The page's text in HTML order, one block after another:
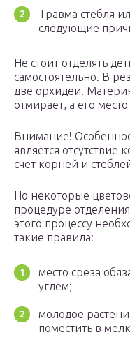
Травма стебля
следующие
Не стоит отделять
самостоятельно. В
две орхидеи.
отмирает, а его
Внимание!
является отсутствие
счет корней и
Но некоторые
процедуре
этого процессу
такие правила:
место среза
углем;
молодое
поместить в